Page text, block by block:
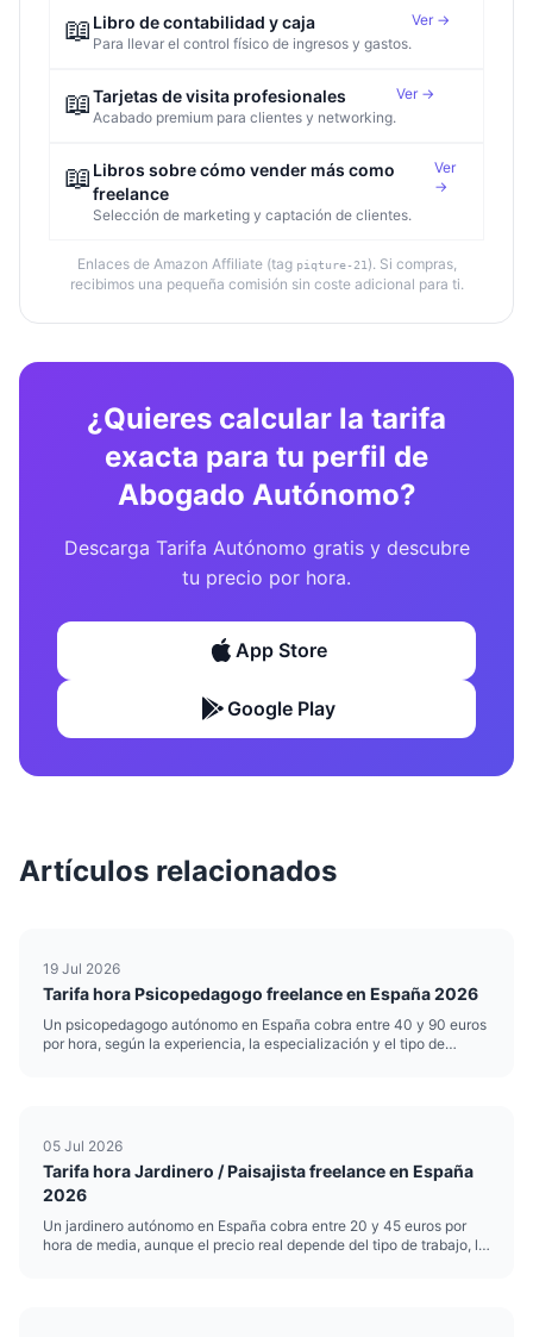
📖 Libro de contabilidad y caja
Para llevar el control físico de ingresos y gastos.
Ver →
📖Tarjetas de visita profesionales
Acabado premium para clientes y networking.
Ver →
📖 Libros sobre cómo vender más como
freelance
Selección de marketing y captación de clientes.
Ver
→
Enlaces de Amazon Affiliate (tag piqture-21 ). Si compras,
recibimos una pequeña comisión sin coste adicional para ti.
¿Quieres calcular la tarifa
exacta para tu perfil de
Abogado Autónomo?
Descarga Tarifa Autónomo gratis y descubre
tu precio por hora.
App Store
Google Play
Artículos relacionados
19 Jul 2026
Tarifa hora Psicopedagogo freelance en España 2026
Un psicopedagogo autónomo en España cobra entre 40 y 90 euros
por hora, según la experiencia, la especialización y el tipo de
05 Jul 2026
Tarifa hora Jardinero / Paisajista freelance en España
2026
Un jardinero autónomo en España cobra entre 20 y 45 euros por
hora de media, aunque el precio real depende del tipo de trabajo, la